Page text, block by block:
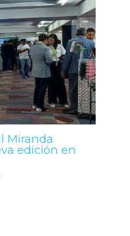
Miranda
edición en